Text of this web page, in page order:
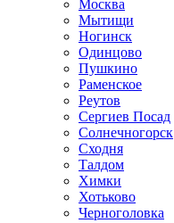
Москва
Мытищи
Ногинск
Одинцово
Пушкино
Раменское
Реутов
Сергиев Посад
Солнечногорск
Сходня
Талдом
Химки
Хотьково
Черноголовка